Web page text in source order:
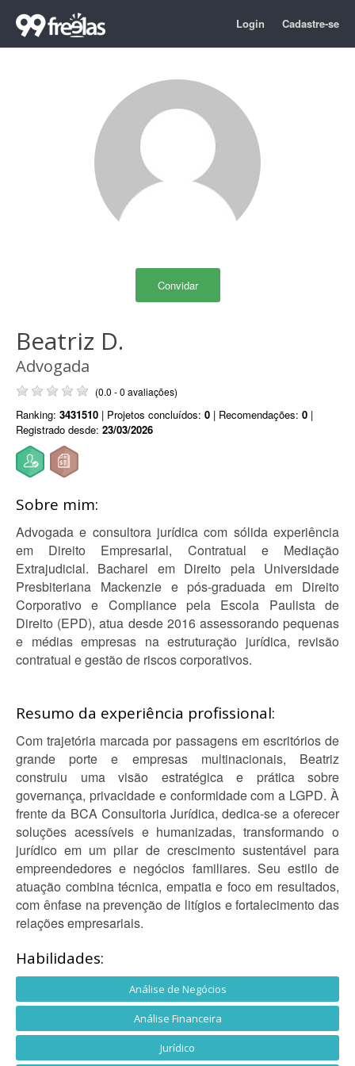
Login Cadastre-se
Convidar
Beatriz D.
Advogada
(0.0 - 0 avaliações)
Ranking: 3431510 | Projetos concluídos: 0 | Recomendações: 0 |
Registrado desde: 23/03/2026
Sobre mim:
Advogada e consultora jurídica com sólida experiência
em Direito Empresarial, Contratual e Mediação
Extrajudicial. Bacharel em Direito pela Universidade
Presbiteriana Mackenzie e pós-graduada em Direito
Corporativo e Compliance pela Escola Paulista de
Direito (EPD), atua desde 2016 assessorando pequenas
e médias empresas na estruturação jurídica, revisão
contratual e gestão de riscos corporativos.
Resumo da experiência profissional:
Com trajetória marcada por passagens em escritórios de
grande porte e empresas multinacionais, Beatriz
construiu uma visão estratégica e prática sobre
governança, privacidade e conformidade com a LGPD. À
frente da BCA Consultoria Jurídica, dedica-se a oferecer
soluções acessíveis e humanizadas, transformando o
jurídico em um pilar de crescimento sustentável para
empreendedores e negócios familiares. Seu estilo de
atuação combina técnica, empatia e foco em resultados,
com ênfase na prevenção de litígios e fortalecimento das
relações empresariais.
Habilidades:
Análise de Negócios
Análise Financeira
Jurídico